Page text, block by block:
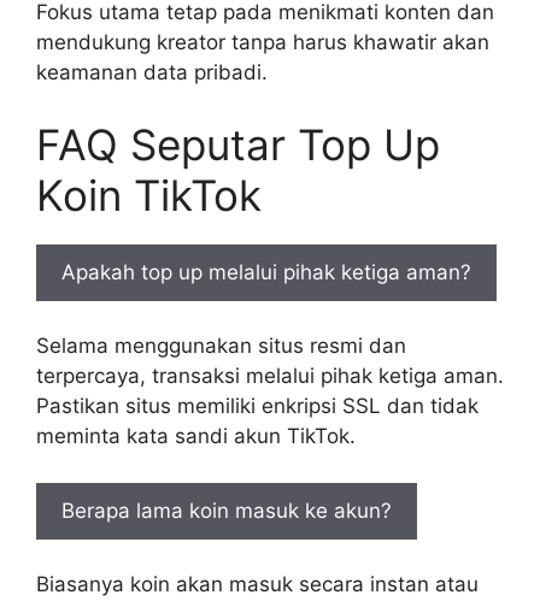
Fokus utama tetap pada menikmati konten dan
mendukung kreator tanpa harus khawatir akan
keamanan data pribadi.
FAQ Seputar Top Up
Koin TikTok
Apakah top up melalui pihak ketiga aman?
Selama menggunakan situs resmi dan
terpercaya, transaksi melalui pihak ketiga aman.
Pastikan situs memiliki enkripsi SSL dan tidak
meminta kata sandi akun TikTok.
Berapa lama koin masuk ke akun?
Biasanya koin akan masuk secara instan atau